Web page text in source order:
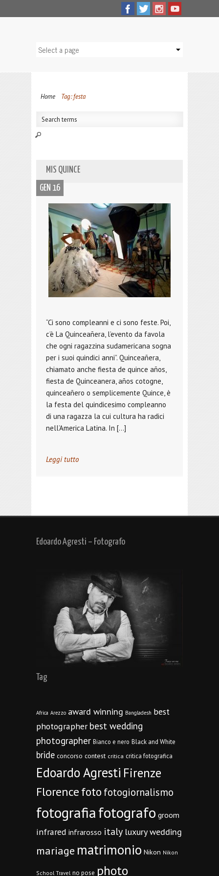
Home Tag: festa
MIS QUINCE
GEN 16
“Ci sono compleanni e ci sono feste. Poi,
c’è La Quinceañera, l’evento da favola
che ogni ragazzina sudamericana sogna
per i suoi quindici anni”. Quinceañera,
chiamato anche fiesta de quince años,
fiesta de Quinceanera, años cotogne,
quinceañero o semplicemente Quince, è
la festa del quindicesimo compleanno
di una ragazza la cui cultura ha radici
nell’America Latina. In […]
Leggi tutto
Edoardo Agresti – Fotografo
Tag
Africa Arezzo award winning Bangladesh best
photographer best wedding
photographer Bianco e nero Black and White
bride concorso contest critica critica fotografica
Edoardo Agresti Firenze
Florencefoto fotogiornalismo
fotografiafotografo groom
infrared infrarosso italy luxury wedding
mariage matrimonio Nikon Nikon
School Travel no pose photo